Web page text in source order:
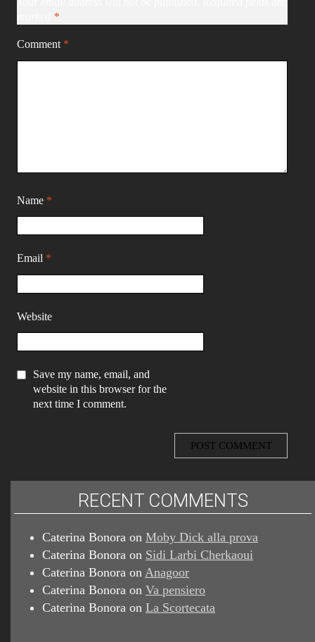
*
Comment *
Name *
Email *
Website
Save my name, email, and
website in this browser for the
next time I comment.
RECENT COMMENTS
Caterina Bonora on Moby Dick alla prova
Caterina Bonora on Sidi Larbi Cherkaoui
Caterina Bonora on Anagoor
Caterina Bonora on Va pensiero
Caterina Bonora on La Scortecata